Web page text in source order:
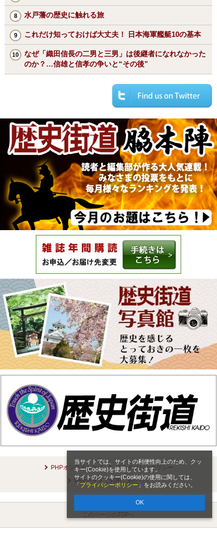
当サイトでは、サイトの利便性向上のため、クッ
キー(Cookie)を使用しています。
サイトのクッキー(Cookie)の使用に関しては、
「 プライバシーポリシー 」をお読みください。
OK
水戸藩の歴史に触れる旅
これだけ知っておけば大丈夫！ 日本海軍艦艇10の基本
なぜ「織田信長の二男と三男」は後継者になれなかった
のか？…信雄と信孝の争いと“その後”
PHPオンラインとは
プライバシーポリシー
Webサイトご利用にあたって
このページのTOPへ